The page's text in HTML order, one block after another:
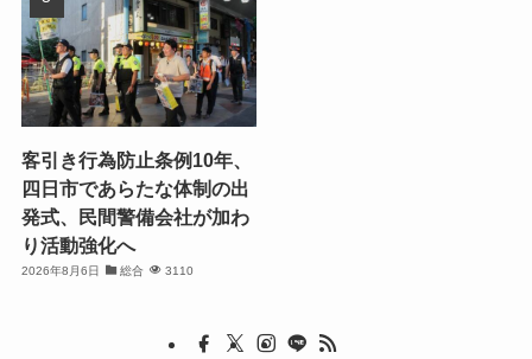
客引き行為防止条例10年、
四日市であらたな体制の出
発式、民間警備会社が加わ
り活動強化へ
2026年8月6日 総合 3110